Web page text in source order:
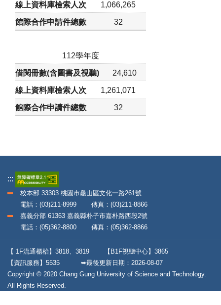
1,066,265
32
112學年度
24,610
1,261,071
32
:::
校本部 33303 桃園市龜山區文化一路261號
電話：(03)211-8999 傳真：(03)211-8866
嘉義分部 61363 嘉義縣朴子市嘉朴路西段2號
電話：(05)362-8800 傳真：(05)362-8866
【 1F流通櫃枱】3818、3819
【B1F視聽中心】3865
【資訊服務】5535
2026-08-07
➥最後更新日期：
Copyright © 2020 Chang Gung University of Science and Technology.
All Rights Reserved.